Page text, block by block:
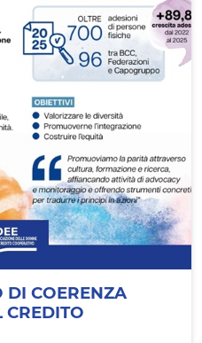
DI COERENZA
CREDITO